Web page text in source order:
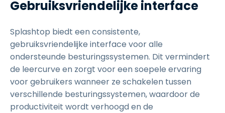
Gebruiksvriendelijke interface
Splashtop biedt een consistente,
gebruiksvriendelijke interface voor alle
ondersteunde besturingssystemen. Dit vermindert
de leercurve en zorgt voor een soepele ervaring
voor gebruikers wanneer ze schakelen tussen
verschillende besturingssystemen, waardoor de
productiviteit wordt verhoogd en de